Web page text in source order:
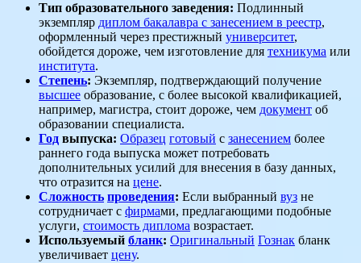
Тип образовательного заведения: Подлинный
экземпляр диплом бакалавра с занесением в реестр,
оформленный через престижный университет,
обойдется дороже, чем изготовление для техникума или
института.
Степень: Экземпляр, подтверждающий получение
высшее образование, с более высокой квалификацией,
например, магистра, стоит дороже, чем документ об
образовании специалиста.
Год выпуска: Образец готовый с занесением более
раннего года выпуска может потребовать
дополнительных усилий для внесения в базу данных,
что отразится на цене.
Сложность проведения: Если выбранный вуз не
сотрудничает с фирмами, предлагающими подобные
услуги, стоимость диплома возрастает.
Используемый бланк: Оригинальный Гознак бланк
увеличивает цену.